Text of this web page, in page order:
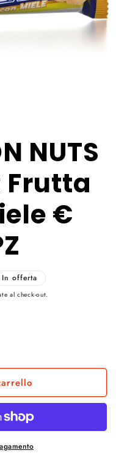
NUTS
Frutta
€
In offerta
al check-out.